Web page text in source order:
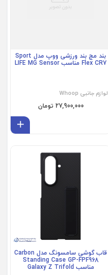
بند مچ بند ورزشی ووپ مدل Sport
Flex CR7 مناسب LIFE MG Sensor
لوازم جانبی Whoop
27,900,000 تومان
فروش ویژه
قاب گوشی سامسونگ مدل Carbon
Standing Case GP-FPF968
مناسب Galaxy Z Trifold